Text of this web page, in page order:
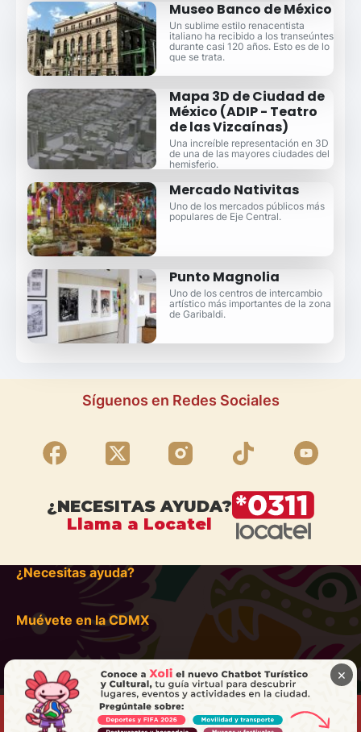
Museo Banco de México
Un sublime estilo renacentista
italiano ha recibido a los transeúntes
durante casi 120 años. Esto es de lo
que se trata.
Mapa 3D de Ciudad de
México (ADIP - Teatro
de las Vizcaínas)
Una increíble representación en 3D
de una de las mayores ciudades del
hemisferio.
Mercado Nativitas
Uno de los mercados públicos más
populares de Eje Central.
Punto Magnolia
Uno de los centros de intercambio
artístico más importantes de la zona
de Garibaldi.
Síguenos en Redes Sociales
¿NECESITAS AYUDA?
Llama a Locatel
¿Necesitas ayuda?
Muévete en la CDMX
×